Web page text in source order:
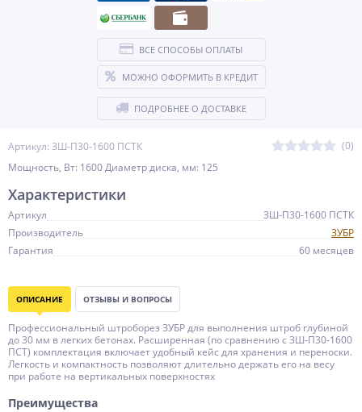
Артикул: ЗШ-П30-1600 ПСТК
(0)
Мощность, Вт: 1600 Диаметр диска, мм: 125
ВСЕ СПОСОБЫ ОПЛАТЫ
МОЖНО ОФОРМИТЬ В КРЕДИТ
ПОДРОБНЕЕ О ДОСТАВКЕ
Характеристики
Артикул
ЗШ-П30-1600 ПСТК
Производитель
ЗУБР
Гарантия
60 месяцев
ОПИСАНИЕ ОТЗЫВЫ И ВОПРОСЫ
Профессиональный штроборез ЗУБР для выполнения штроб глубиной
до 30 мм в легких бетонах. Расширенная (по сравнению с ЗШ-П30-1600
ПСТ) комплектация включает удобный кейс для хранения и переноски.
Легкость и компактность позволяют длительно держать его на весу
при работе на вертикальных поверхностях
Преимущества